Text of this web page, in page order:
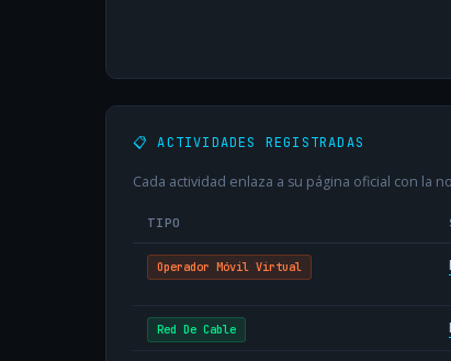
📋 ACTIVIDADES REGISTRADAS
Cada actividad enlaza a su página oficial con la
TIPO
Operador Móvil Virtual
Red De Cable